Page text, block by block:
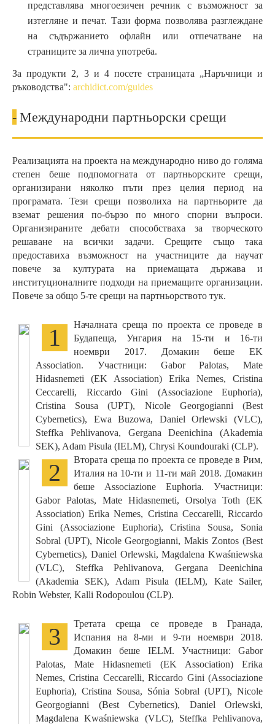
представлява многоезичен речник с възможност за
изтегляне и печат. Тази форма позволява разглеждане
на съдържанието офлайн или отпечатване на
страниците за лична употреба.
За продукти 2, 3 и 4 посете страницата „Наръчници и
ръководства": archidict.com/guides
- Международни партньорски срещи
Реализацията на проекта на международно ниво до голяма
степен беше подпомогната от партньорските срещи,
организирани няколко пъти през целия период на
програмата. Тези срещи позволиха на партньорите да
вземат решения по-бързо по много спорни въпроси.
Организираните дебати способстваха за творческото
решаване на всички задачи. Срещите също така
предоставиха възможност на участниците да научат
повече за културата на приемащата държава и
институционалните подходи на приемащите организации.
Повече за общо 5-те срещи на партньорството тук.
1
Началната среща по проекта се проведе в
Будапеща, Унгария на 15-ти и 16-ти
ноември 2017. Домакин беше EK
Association. Участници: Gabor Palotas, Mate
Hidasnemeti (EK Association) Erika Nemes, Cristina
Ceccarelli, Riccardo Gini (Associazione Euphoria),
Cristina Sousa (UPT), Nicole Georgogianni (Best
Cybernetics), Ewa Buzowa, Daniel Orlewski (VLC),
Steffka Pehlivanova, Gergana Deenichina (Akademia
SEK), Adam Pisula (IELM), Chrysi Koundouraki (CLP).
2
Втората среща по проекта се проведе в Рим,
Италия на 10-ти и 11-ти май 2018. Домакин
беше Associazione Euphoria. Участници:
Gabor Palotas, Mate Hidasnemeti, Orsolya Toth (EK
Association) Erika Nemes, Cristina Ceccarelli, Riccardo
Gini (Associazione Euphoria), Cristina Sousa, Sonia
Sobral (UPT), Nicole Georgogianni, Makis Zontos (Best
Cybernetics), Daniel Orlewski, Magdalena Kwaśniewska
(VLC), Steffka Pehlivanova, Gergana Deenichina
(Akademia SEK), Adam Pisula (IELM), Kate Sailer,
Robin Webster, Kalli Rodopoulou (CLP).
3
Третата среща се проведе в Гранада,
Испания на 8-ми и 9-ти ноември 2018.
Домакин беше IELM. Участници: Gabor
Palotas, Mate Hidasnemeti (EK Association) Erika
Nemes, Cristina Ceccarelli, Riccardo Gini (Associazione
Euphoria), Cristina Sousa, Sónia Sobral (UPT), Nicole
Georgogianni (Best Cybernetics), Daniel Orlewski,
Magdalena Kwaśniewska (VLC), Steffka Pehlivanova,